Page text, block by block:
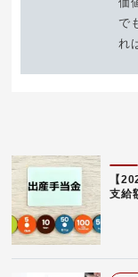
で
れ
【
支給